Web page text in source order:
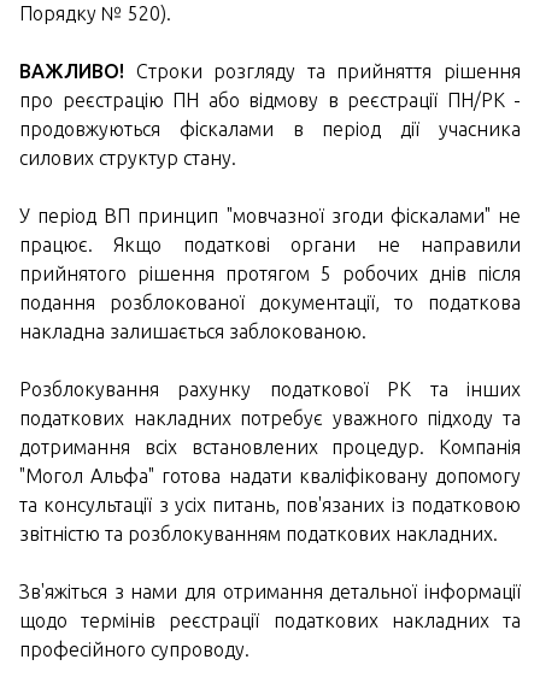
Порядку № 520).
ВАЖЛИВО! Строки розгляду та прийняття рішення
про реєстрацію ПН або відмову в реєстрації ПН/РК -
продовжуються фіскалами в період дії учасника
силових структур стану.
У період ВП принцип "мовчазної згоди фіскалами" не
працює. Якщо податкові органи не направили
прийнятого рішення протягом 5 робочих днів після
подання розблокованої документації, то податкова
накладна залишається заблокованою.
Розблокування рахунку податкової РК та інших
податкових накладних потребує уважного підходу та
дотримання всіх встановлених процедур. Компанія
"Могол Альфа" готова надати кваліфіковану допомогу
та консультації з усіх питань, пов'язаних із податковою
звітністю та розблокуванням податкових накладних.
Зв'яжіться з нами для отримання детальної інформації
щодо термінів реєстрації податкових накладних та
професійного супроводу.